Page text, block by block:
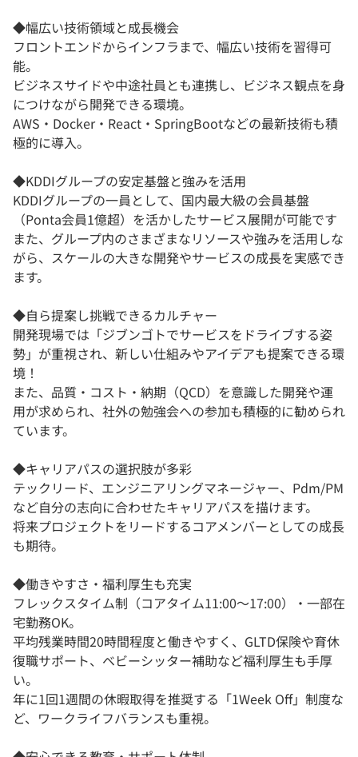
◆幅広い技術領域と成長機会
フロントエンドからインフラまで、幅広い技術を習得可
能。
ビジネスサイドや中途社員とも連携し、ビジネス観点を身
につけながら開発できる環境。
AWS・Docker・React・SpringBootなどの最新技術も積
極的に導入。
◆KDDIグループの安定基盤と強みを活用
KDDIグループの一員として、国内最大級の会員基盤
（Ponta会員1億超）を活かしたサービス展開が可能です
また、グループ内のさまざまなリソースや強みを活用しな
がら、スケールの大きな開発やサービスの成長を実感でき
ます。
◆自ら提案し挑戦できるカルチャー
開発現場では「ジブンゴトでサービスをドライブする姿
勢」が重視され、新しい仕組みやアイデアも提案できる環
境！
また、品質・コスト・納期（QCD）を意識した開発や運
用が求められ、社外の勉強会への参加も積極的に勧められ
ています。
◆キャリアパスの選択肢が多彩
テックリード、エンジニアリングマネージャー、Pdm/PM
など自分の志向に合わせたキャリアパスを描けます。
将来プロジェクトをリードするコアメンバーとしての成長
も期待。
◆働きやすさ・福利厚生も充実
フレックスタイム制（コアタイム11:00〜17:00）・一部在
宅勤務OK。
平均残業時間20時間程度と働きやすく、GLTD保険や育休
復職サポート、ベビーシッター補助など福利厚生も手厚
い。
年に1回1週間の休暇取得を推奨する「1Week Off」制度な
ど、ワークライフバランスも重視。